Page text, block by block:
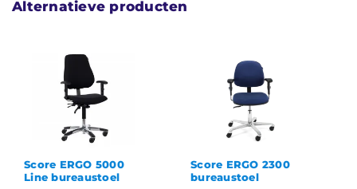
Alternatieve producten
Score ERGO 5000
Line bureaustoel
Score ERGO 2300
bureaustoel